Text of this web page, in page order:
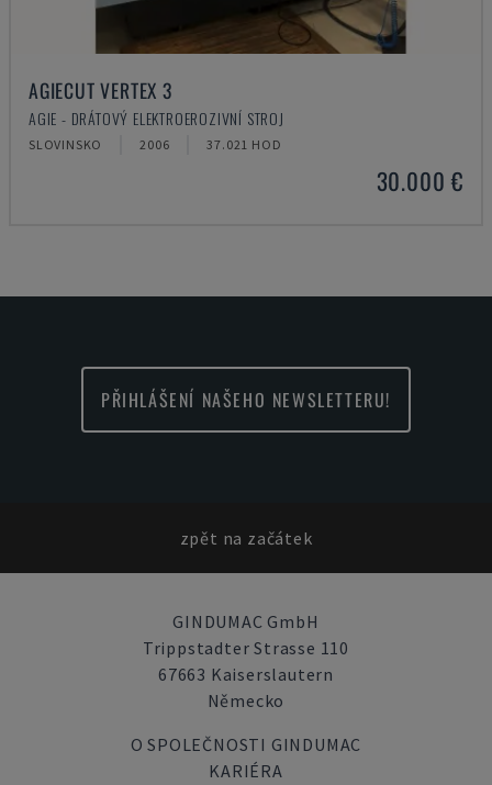
AGIECUT VERTEX 3
AGIE - DRÁTOVÝ ELEKTROEROZIVNÍ STROJ
SLOVINSKO 2006 37.021 HOD
30.000 €
PŘIHLÁŠENÍ NAŠEHO NEWSLETTERU!
zpět na začátek
GINDUMAC GmbH
Trippstadter Strasse 110
67663 Kaiserslautern
Německo
O SPOLEČNOSTI GINDUMAC
KARIÉRA